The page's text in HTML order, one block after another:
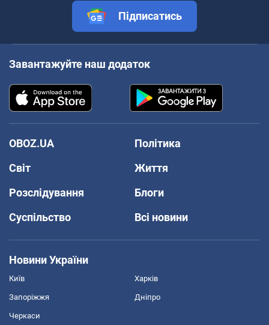
Підписатись
Завантажуйте наш додаток
OBOZ.UA
Політика
Світ
Життя
Розслідування
Блоги
Суспільство
Всі новини
Новини України
Київ Харків
Запоріжжя Дніпро
Черкаси